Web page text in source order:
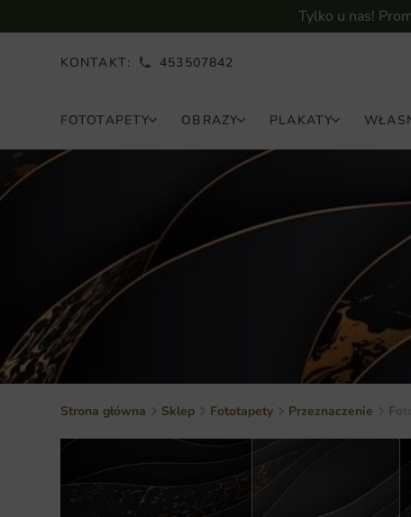
Tylko u nas!
KONTAKT: 453507842
FOTOTAPETY OBRAZY PLAKATY
Strona główna Sklep Fototapety Przeznaczenie